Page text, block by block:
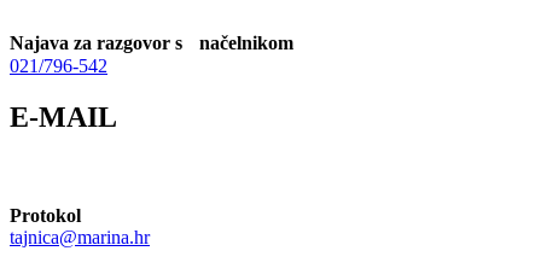
Najava za razgovor s načelnikom
021/796-542
E-MAIL
Protokol
tajnica@marina.hr